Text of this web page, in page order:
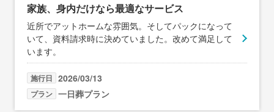
家族、身内だけなら最適なサービス
近所でアットホームな雰囲気。そしてパックになって
いて、資料請求時に決めていました。改めて満足して
います。
施行日 2026/03/13
プラン 一日葬プラン